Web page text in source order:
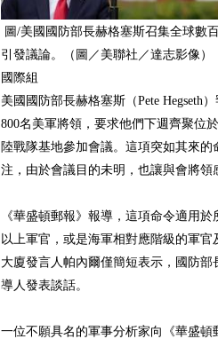
圖/美國國防部長赫格塞斯召集全球數
引發議論。（圖／美聯社／達志影像）
國際組
美國國防部長赫格塞斯（Pete Hegseth
800名美軍將領，要求他們下週齊聚位
陸戰隊基地參加會議。這項突如其來
注，由於會議目的未明，也讓與會將領
《華盛頓郵報》報導，這項命令適用
以上軍官，或是海軍相對應階級的軍
大廈發言人帕內爾僅簡短表示，國防
導人發表談話。
一位不願具名的軍事分析家向《華盛